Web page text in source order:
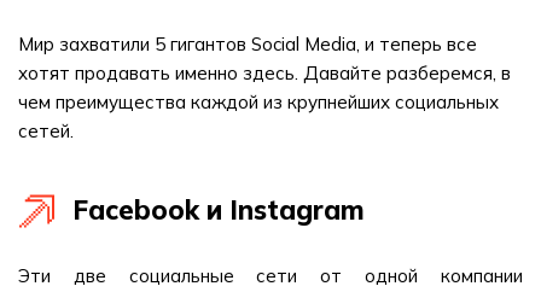
Мир захватили 5 гигантов Social Media, и теперь все
хотят продавать именно здесь. Давайте разберемся, в
чем преимущества каждой из крупнейших социальных
сетей.
Facebook и Instagram
Эти две социальные сети от одной компании